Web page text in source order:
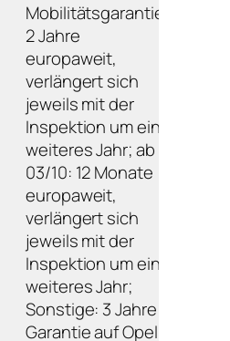
Mobilitätsgarantie:
2 Jahre
europaweit,
verlängert sich
jeweils mit der
Inspektion um ein
weiteres Jahr; ab
03/10: 12 Monate
europaweit,
verlängert sich
jeweils mit der
Inspektion um ein
weiteres Jahr;
Sonstige: 3 Jahre
Garantie auf Opel-